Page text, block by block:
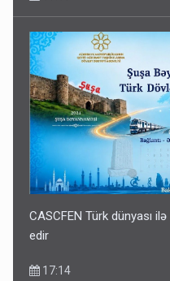
CASCFEN Türk dünyası
edir
17:14